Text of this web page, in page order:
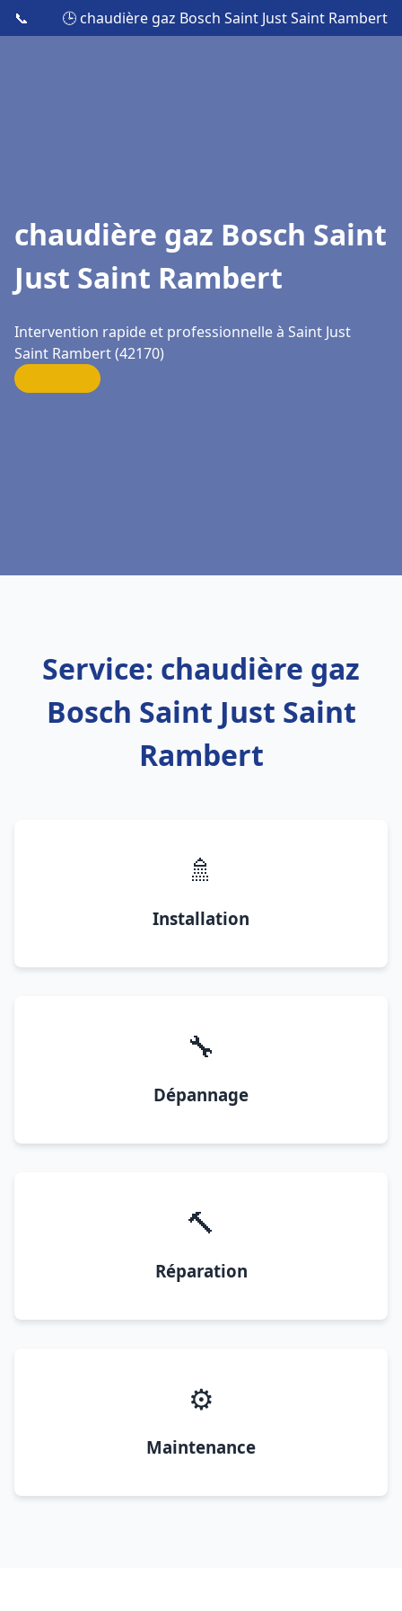
📞 🕒 chaudière gaz Bosch Saint Just Saint Rambert
chaudière gaz Bosch Saint
Just Saint Rambert
Intervention rapide et professionnelle à Saint Just
Saint Rambert (42170)
Service: chaudière gaz
Bosch Saint Just Saint
Rambert
🚿
Installation
🔧
Dépannage
🔨
Réparation
⚙️
Maintenance